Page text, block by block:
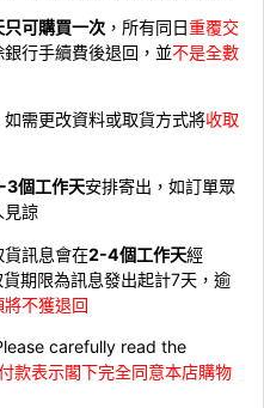
只可購買一次 ，所有同日重覆交
銀行手續費後退回，並不是全數
需更改資料或取貨方式將收取
3個工作天安排寄出，如訂單眾
見諒
貨訊息會在2-4個工作天經
期限為訊息發出起計7天，逾
將不獲退回
carefully read the
款表示閣下完全同意本店購物